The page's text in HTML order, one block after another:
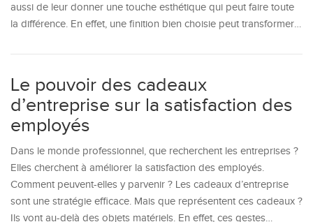
aussi de leur donner une touche esthétique qui peut faire toute
la différence. En effet, une finition bien choisie peut transformer…
Le pouvoir des cadeaux
d’entreprise sur la satisfaction des
employés
Dans le monde professionnel, que recherchent les entreprises ?
Elles cherchent à améliorer la satisfaction des employés.
Comment peuvent-elles y parvenir ? Les cadeaux d’entreprise
sont une stratégie efficace. Mais que représentent ces cadeaux ?
Ils vont au-delà des objets matériels. En effet, ces gestes…